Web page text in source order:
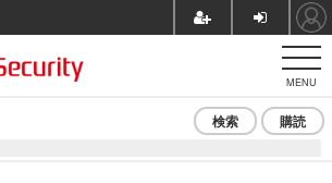
MENU
検索 購読